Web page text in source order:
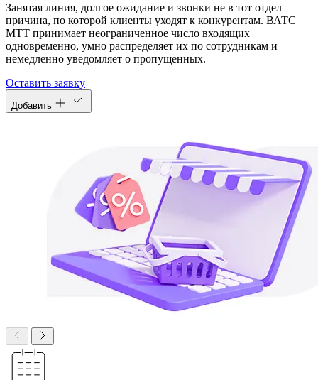
Занятая линия, долгое ожидание и звонки не в тот отдел —
причина, по которой клиенты уходят к конкурентам. ВАТС
МТТ принимает неограниченное число входящих
одновременно, умно распределяет их по сотрудникам и
немедленно уведомляет о пропущенных.
Оставить заявку
Добавить